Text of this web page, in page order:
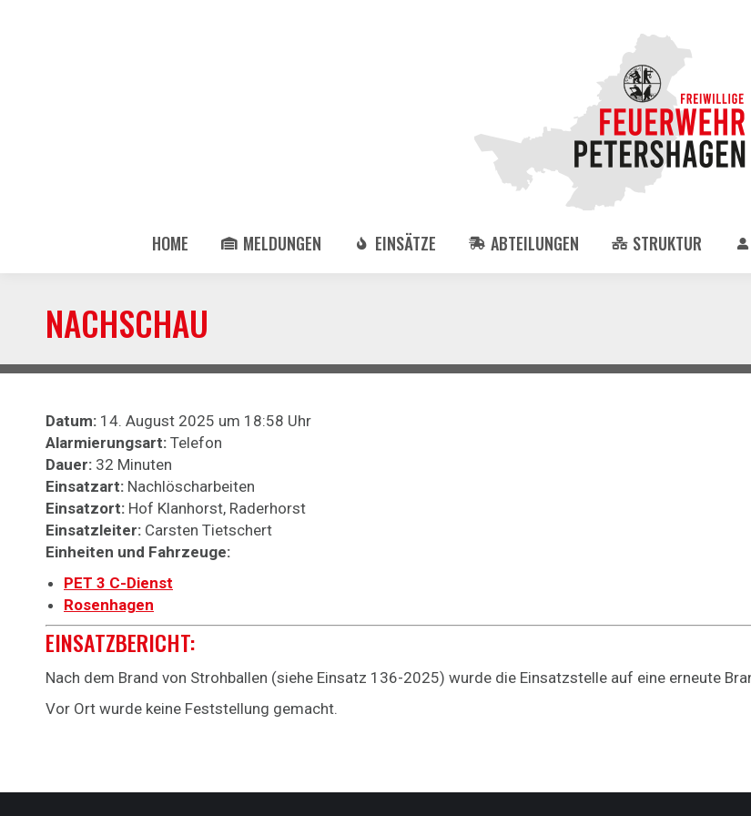
HOME MELDUNGEN EINSÄTZE ABTEILUNGEN STRUKTUR
NACHSCHAU
Datum: 14. August 2025 um 18:58 Uhr
Alarmierungsart: Telefon
Dauer: 32 Minuten
Einsatzart: Nachlöscharbeiten
Einsatzort: Hof Klanhorst, Raderhorst
Einsatzleiter: Carsten Tietschert
Einheiten und Fahrzeuge:
PET 3 C-Dienst
Rosenhagen
EINSATZBERICHT:
Nach dem Brand von Strohballen (siehe Einsatz 136-2025) wurde die Einsatzstelle auf eine erneute
Vor Ort wurde keine Feststellung gemacht.